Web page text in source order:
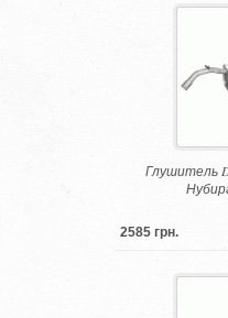
Глушитель
2585 грн.